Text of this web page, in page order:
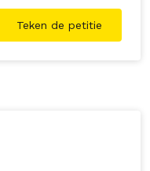
Teken de petitie